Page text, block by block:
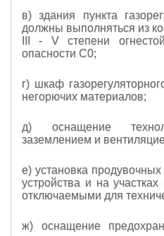
в) здания пункта
должны выполняться из
III - Vстепени
опасности С0;
г) шкаф
негорючих материалов;
д) оснащение
заземлением и
е) установка
устройства и на
отключаемыми для
ж) оснащение